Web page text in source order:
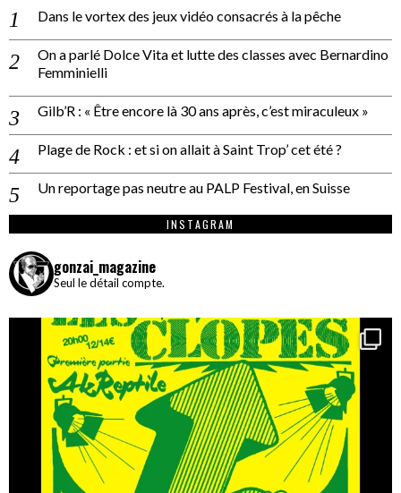
Dans le vortex des jeux vidéo consacrés à la pêche
On a parlé Dolce Vita et lutte des classes avec Bernardino
Femminielli
Gilb’R : « Être encore là 30 ans après, c’est miraculeux »
Plage de Rock : et si on allait à Saint Trop’ cet été ?
Un reportage pas neutre au PALP Festival, en Suisse
INSTAGRAM
gonzai_magazine
Seul le détail compte.